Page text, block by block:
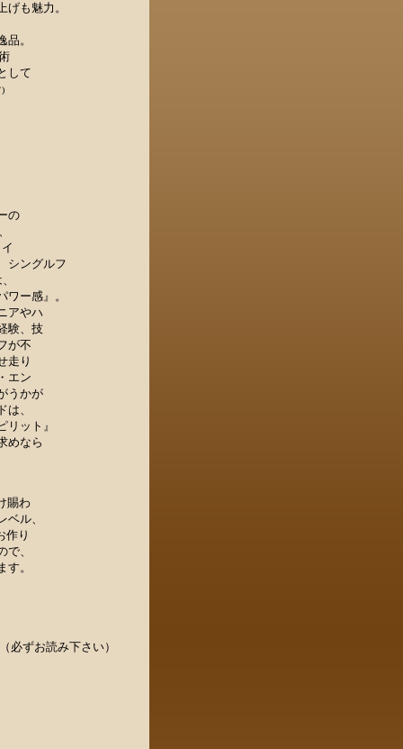
も魅力。
。
して
)
の
シングルフ
ー感』。
アやハ
験、技
が不
走り
エン
うかが
、
ット』
めなら
賜わ
ル、
作り
、
。
必ずお読み下さい）